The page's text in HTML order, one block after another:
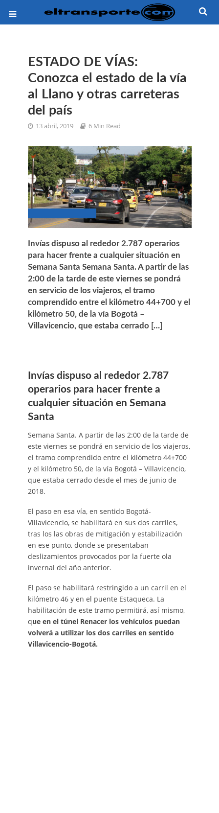
ESTADO DE VÍAS:
Conozca el estado de la vía
al Llano y otras carreteras
del país
13 abril, 2019 6 Min Read
Invías dispuso al rededor 2.787 operarios
para hacer frente a cualquier situación en
Semana Santa Semana Santa. A partir de las
2:00 de la tarde de este viernes se pondrá
en servicio de los viajeros, el tramo
comprendido entre el kilómetro 44+700 y el
kilómetro 50, de la vía Bogotá –
Villavicencio, que estaba cerrado […]
Invías dispuso al rededor 2.787
operarios para hacer frente a
cualquier situación en Semana
Santa
Semana Santa. A partir de las 2:00 de la tarde de
este viernes se pondrá en servicio de los viajeros,
el tramo comprendido entre el kilómetro 44+700
y el kilómetro 50, de la vía Bogotá – Villavicencio,
que estaba cerrado desde el mes de junio de
2018.
El paso en esa vía, en sentido Bogotá-
Villavicencio, se habilitará en sus dos carriles,
tras los las obras de mitigación y estabilización
en ese punto, donde se presentaban
deslizamientos provocados por la fuerte ola
invernal del año anterior.
El paso se habilitará restringido a un carril en el
kilómetro 46 y en el puente Estaqueca. La
habilitación de este tramo permitirá, así mismo,
que en el túnel Renacer los vehículos puedan
volverá a utilizar los dos carriles en sentido
Villavicencio-Bogotá.